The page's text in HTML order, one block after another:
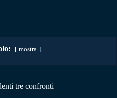
mostra
tre confronti